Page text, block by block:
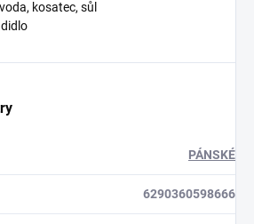
kosatec, sůl
PÁNSKÉ
6290360598666